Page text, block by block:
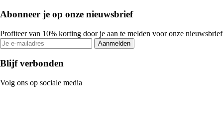
Abonneer je op onze nieuwsbrief
Profiteer van 10% korting door je aan te melden voor onze nieuwsbrief
Aanmelden
Blijf verbonden
Volg ons op sociale media